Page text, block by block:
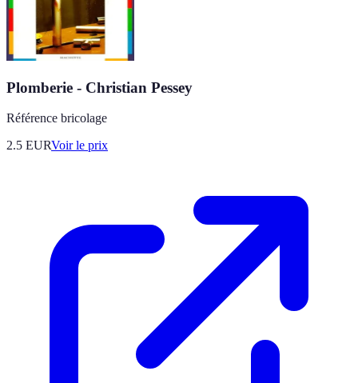
Plomberie - Christian Pessey
Référence bricolage
2.5 EURVoir le prix